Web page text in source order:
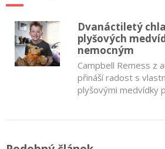
Dvanáctiletý
plyšových
nemocným
Campbell Remess z
přináší radost s
plyšovými medvídky